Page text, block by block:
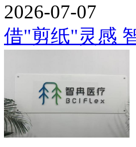
2026-07-07
借"剪纸"灵感